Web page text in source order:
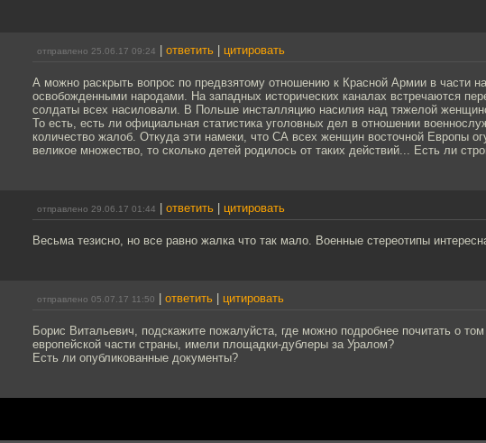
отправлено 25.06.17 09:24 ответить цитировать
А можно раскрыть вопрос по предвзятому отношению к Красной Армии в части
освобожденными народами. На западных исторических каналах встречаются
солдаты всех насиловали. В Польше инсталляцию насилия над тяжелой
То есть, есть ли официальная статистика уголовных дел в отношении
количество жалоб. Откуда эти намеки, что СА всех женщин восточной Европы
великое множество, то сколько детей родилось от таких действий... Есть ли
отправлено 29.06.17 01:44 ответить цитировать
Весьма тезисно, но все равно жалка что так мало. Военные стереотипы
отправлено 05.07.17 11:50 ответить цитировать
Борис Витальевич, подскажите пожалуйста, где можно подробнее почитать о
европейской части страны, имели площадки-дублеры за Уралом?
Есть ли опубликованные документы?